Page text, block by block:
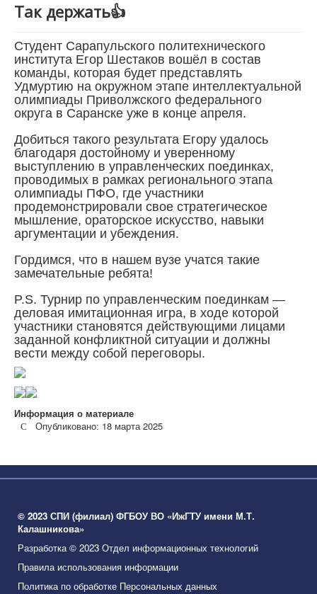
Так держать👍
Студент Сарапульского политехнического
института Егор Шестаков вошёл в состав
команды, которая будет представлять
Удмуртию на окружном этапе интеллектуальной
олимпиады Приволжского федерального
округа в Саранске уже в конце апреля.
Добиться такого результата Егору удалось
благодаря достойному и уверенному
выступлению в управленческих поединках,
проводимых в рамках регионального этапа
олимпиады ПФО, где участники
продемонстрировали свое стратегическое
мышление, ораторское искусство, навыки
аргументации и убеждения.
Гордимся, что в нашем вузе учатся такие
замечательные ребята!
P.S. Турнир по управленческим поединкам —
деловая имитационная игра, в ходе которой
участники становятся действующими лицами
заданной конфликтной ситуации и должны
вести между собой переговоры.
Информация о материале
Опубликовано: 18 марта 2025
© 2023 СПИ (филиал) ФГБОУ ВО «ИжГТУ имени М.Т.
Калашникова»
Разработка © 2023 Отдел информационных технологий
Правила использования информации
Политика по обработке Персональных данных